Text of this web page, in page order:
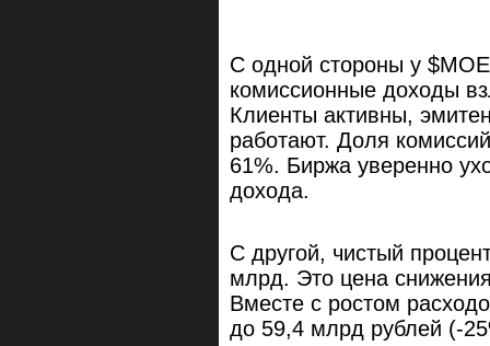
С одной стороны у
комиссионные доходы
Клиенты активны,
работают. Доля
61%. Биржа уверенно
дохода.
С другой, чистый
млрд. Это цена
Вместе с ростом
до 59,4 млрд рублей (-